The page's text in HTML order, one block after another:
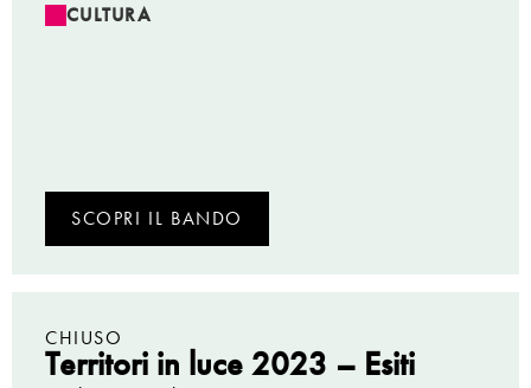
CULTURA
SCOPRI IL BANDO
CHIUSO
Territori in luce 2023 – Esiti